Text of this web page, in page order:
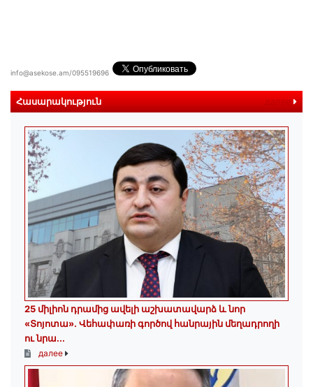
info@asekose.am/095519696
Հասարակություն далее
25 միլիոն դրամից ավելի աշխատավարձ և նոր
«Տոյոտա»․ Վեհափառի գործով հանրային մեղադրողի
ու նրա...
далее